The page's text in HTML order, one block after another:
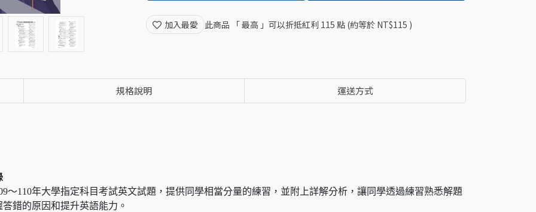
加入最愛 此商品 「 最高 」可以折抵紅利 115 點 (約等於 NT$115 )
規格說明 運送方式
～110年大學指定科目考試英文試題，提供同學相當分量的練習，並附上詳解分析，讓同學透過練習熟悉解題
錯的原因和提升英語能力。